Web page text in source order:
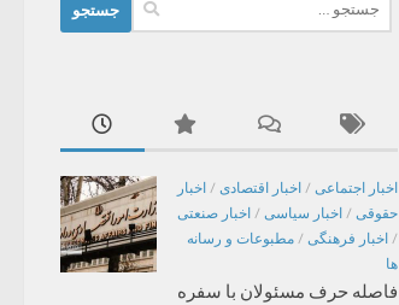
برای:
اخبار اجتماعی / اخبار اقتصادی / اخبار
حقوقی / اخبار سیاسی / اخبار صنعتی
/ اخبار فرهنگی / مطبوعات و رسانه
ها
فاصله حرف مسئولان با سفره